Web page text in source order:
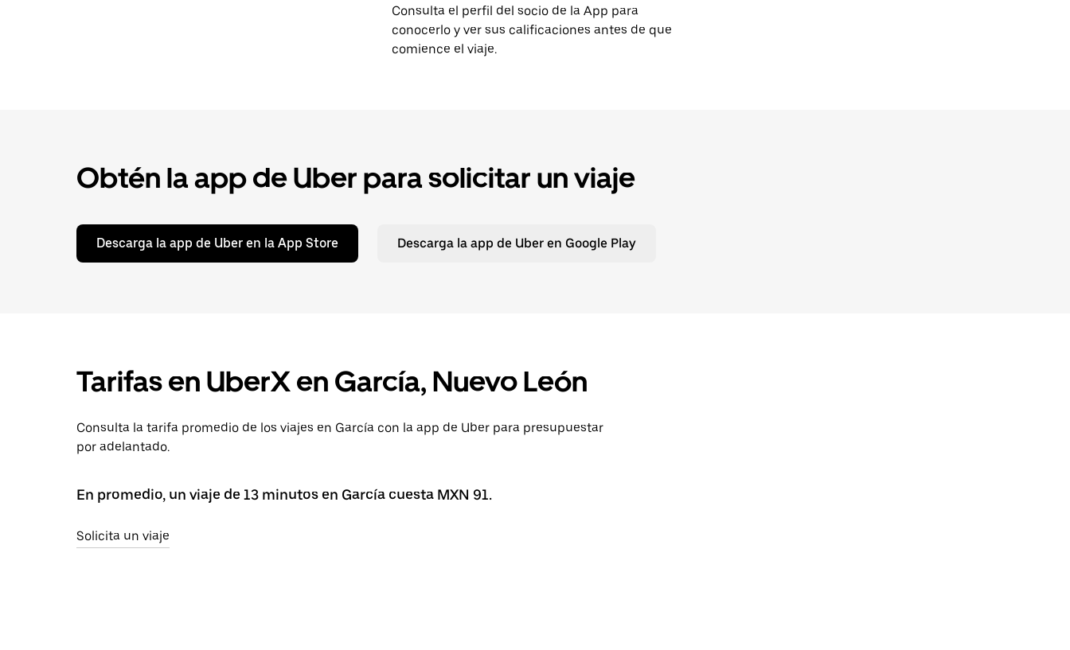
Consulta el perfil del socio de la App para
conocerlo y ver sus calificaciones antes de que
comience el viaje.
Obtén la app de Uber para solicitar un viaje
Descarga la app de Uber en la App Store Descarga la app de Uber en Google Play
Tarifas en UberX en García, Nuevo León
Consulta la tarifa promedio de los viajes en García con la app de Uber para presupuestar
por adelantado.
En promedio, un viaje de 13 minutos en García cuesta MXN 91.
Solicita un viaje